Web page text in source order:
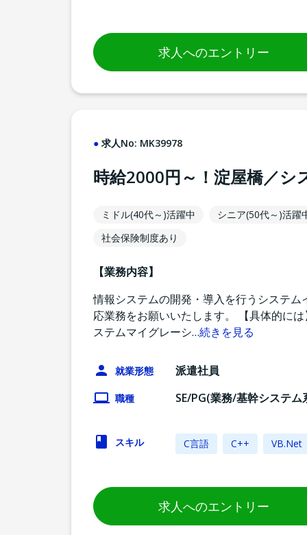
求人へのエントリー
求人No: MK39978
時給2000円～！淀屋橋／
ミドル(40代～)活躍中
シニア(50代～)活躍
社会保険制度あり
【業務内容】
情報システムの開発・導入を行うシステ
応業務をお願いいたします。 【具体的に
ステムマイグレーシ…続きを見る
就業形態 派遣社員
職種 SE/PG(業務/基幹システム
スキル C言語 C++ VB.Net
求人へのエントリー